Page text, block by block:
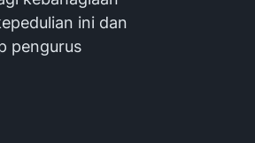
ini dan
pengurus